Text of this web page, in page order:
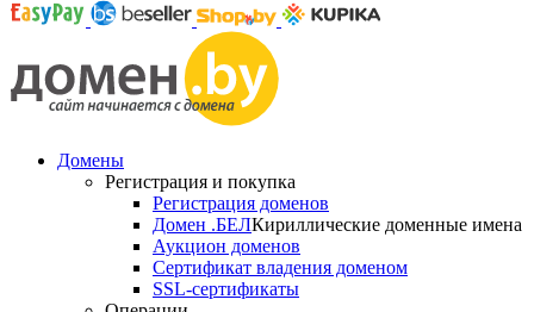
Домены
Регистрация и покупка
Регистрация доменов
Домен .БЕЛКириллические доменные имена
Аукцион доменов
Сертификат владения доменом
SSL-сертификаты